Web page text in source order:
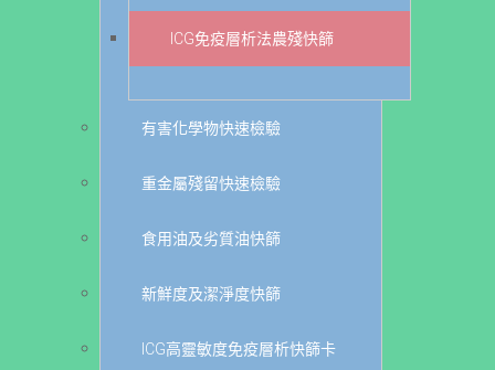
ICG免疫層析法農殘快篩
有害化學物快速檢驗
重金屬殘留快速檢驗
食用油及劣質油快篩
新鮮度及潔淨度快篩
ICG高靈敏度免疫層析快篩卡